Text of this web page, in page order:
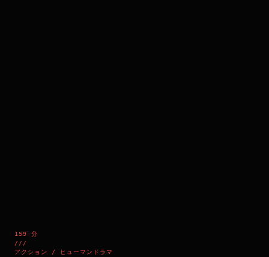
159 分
///
アクション / ヒューマンドラマ